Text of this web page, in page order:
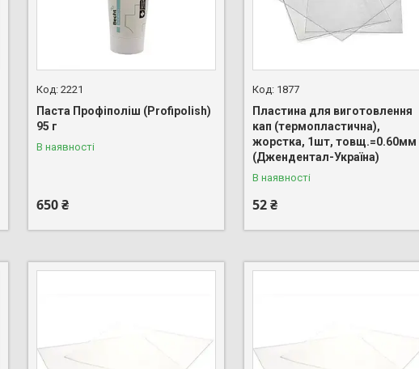
2221
Паста Профіполіш (Profipolish)
95 г
В наявності
650 ₴
1877
Пластина для виготовлення
кап (термопластична),
жорстка, 1шт, товщ.=0.60мм
(Джендентал-Україна)
В наявності
52 ₴